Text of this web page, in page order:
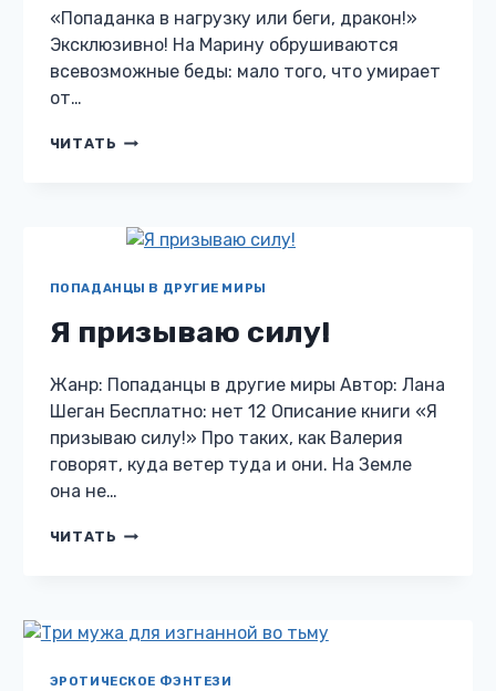
«Попаданка в нагрузку или беги, дракон!»
Эксклюзивно! На Марину обрушиваются
всевозможные беды: мало того, что умирает
от…
ЧИТАТЬ ПОПАДАНКА
БЕГИ,
ДРАКОН!
ПОПАДАНЦЫ В ДРУГИЕ МИРЫ
Я призываю силу!
Жанр: Попаданцы в другие миры Автор: Лана
Шеган Бесплатно: нет 12 Описание книги «Я
призываю силу!» Про таких, как Валерия
говорят, куда ветер туда и они. На Земле
она не…
ЧИТАТЬ Я
ЭРОТИЧЕСКОЕ ФЭНТЕЗИ